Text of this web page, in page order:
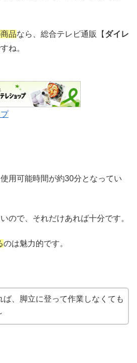
品なら、総合テレビ通販【 ダイレ
ね。
用可能時間が約30分となってい
ので、それだけあれば十分です。
のは魅力的です。
ば、脚立に登って作業しなくても